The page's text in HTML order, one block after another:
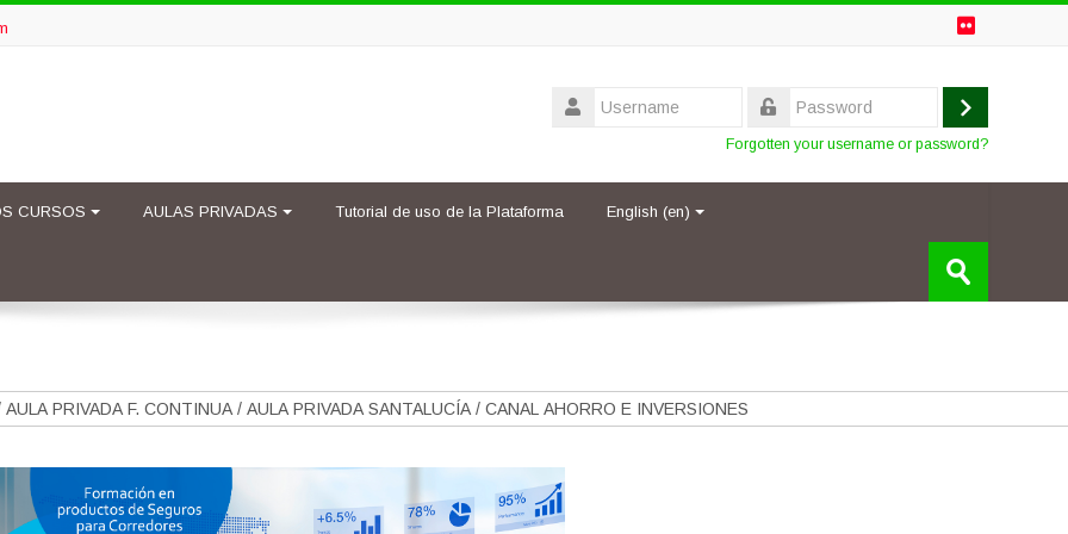
Username
Log
Forgotten your username or password?
CURSOS AULAS PRIVADAS Tutorial de uso de la Plataforma English ‎(en)‎
Submit